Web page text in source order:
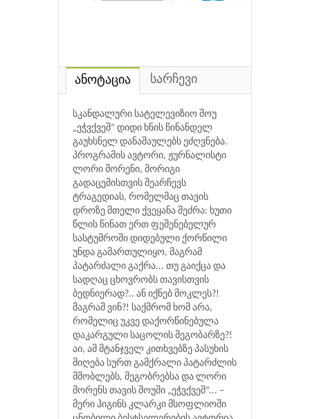
ანოტაცია სარჩევი
სკანდალური სატელევიზიო შოუ
„ეჭვქვეშ“ დიდი ხნის წინანდელ
გაუხსნელ დანაშაულებს ეძღვნება.
პროგრამის ავტორი, ჟურნალისტი
ლორი მორენი, მორიგი
გადაცემისთვის შეარჩევს
ტრაგედიას, რომელმაც თავის
დროზე მთელი ქვეყანა შეძრა: ხუთი
წლის წინათ ერთ ფეშენებელურ
სასტუმროში დიდებული ქორწილი
უნდა გამართულიყო, მაგრამ
პატარძალი გაქრა... თუ გაიქცა და
სადღაც ცხოვრობს თავისთვის
ბედნიერად?.. ან იქნებ მოკლეს?!
მაგრამ ვინ?! საქმრომ ხომ არა,
რომელიც უკვე დაქორწინებულა
დაკარგული საცოლის მეგობარზე?!
აი, ამ მტანჯველ კითხვებზე პასუხის
მიღება სურთ გამქრალი პატარძლის
მშობლებს, მეგობრებსა და ლორი
მორენს თავის შოუში „ეჭვქვეშ“... –
მერი ჰიგინს კლარკი მსოფლიოში